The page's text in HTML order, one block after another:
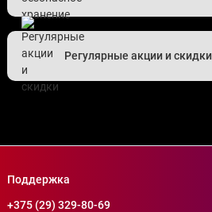
Регулярные акции и скидки
Поддержка
+375 (29) 329-80-69